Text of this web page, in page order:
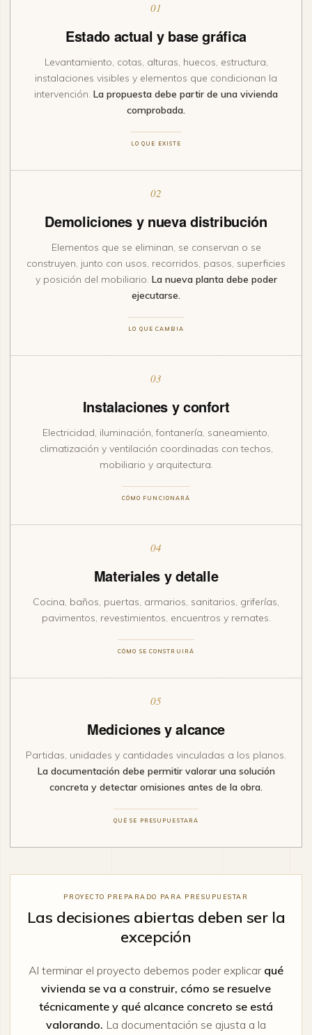
01
Estado actual y base gráfica
Levantamiento, cotas, alturas, huecos, estructura,
instalaciones visibles y elementos que condicionan la
intervención. La propuesta debe partir de una vivienda
comprobada.
LO QUE EXISTE
02
Demoliciones y nueva distribución
Elementos que se eliminan, se conservan o se
construyen, junto con usos, recorridos, pasos, superficies
y posición del mobiliario. La nueva planta debe poder
ejecutarse.
LO QUE CAMBIA
03
Instalaciones y confort
Electricidad, iluminación, fontanería, saneamiento,
climatización y ventilación coordinadas con techos,
mobiliario y arquitectura.
CÓMO FUNCIONARÁ
04
Materiales y detalle
Cocina, baños, puertas, armarios, sanitarios, griferías,
pavimentos, revestimientos, encuentros y remates.
CÓMO SE CONSTRUIRÁ
05
Mediciones y alcance
Partidas, unidades y cantidades vinculadas a los planos.
La documentación debe permitir valorar una solución
concreta y detectar omisiones antes de la obra.
QUÉ SE PRESUPUESTARÁ
PROYECTO PREPARADO PARA PRESUPUESTAR
Las decisiones abiertas deben ser la
excepción
Al terminar el proyecto debemos poder explicar qué
vivienda se va a construir, cómo se resuelve
técnicamente y qué alcance concreto se está
valorando. La documentación se ajusta a la